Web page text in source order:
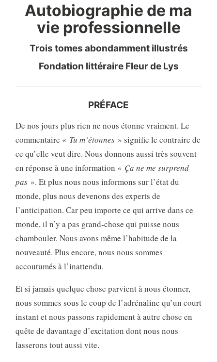
Autobiographie de ma
vie professionnelle
Trois tomes abondamment illustrés
Fondation littéraire Fleur de Lys
PRÉFACE
De nos jours plus rien ne nous étonne vraiment. Le
commentaire « Tu m’étonnes» signifie le contraire de
ce qu’elle veut dire. Nous donnons aussi très souvent
en réponse à une information « Ça ne me surprend
pas». Et plus nous nous informons sur l’état du
monde, plus nous devenons des experts de
l’anticipation. Car peu importe ce qui arrive dans ce
monde, il n’y a pas grand-chose qui puisse nous
chambouler. Nous avons même l’habitude de la
nouveauté. Plus encore, nous nous sommes
accoutumés à l’inattendu.
Et si jamais quelque chose parvient à nous étonner,
nous sommes sous le coup de l’adrénaline qu’un court
instant et nous passons rapidement à autre chose en
quête de davantage d’excitation dont nous nous
lasserons tout aussi vite.